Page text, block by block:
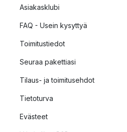
Asiakasklubi
FAQ - Usein kysyttyä
Toimitustiedot
Seuraa pakettiasi
Tilaus- ja toimitusehdot
Tietoturva
Evästeet